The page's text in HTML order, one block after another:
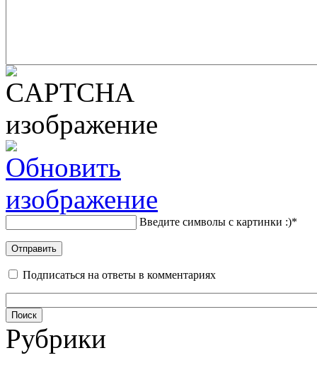
Введите символы с картинки :)*
Подписаться на ответы в комментариях
Рубрики